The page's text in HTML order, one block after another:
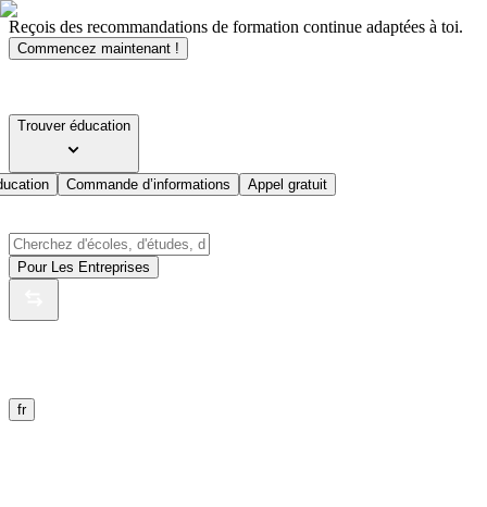
Reçois des recommandations de formation continue adaptées à toi.
Commencez maintenant !
Trouver éducation
Commande d’informations Appel gratuit
Pour Les Entreprises
fr